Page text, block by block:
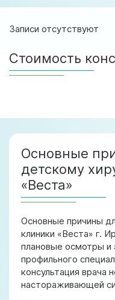
Записи отсутствуют
Стоимость
Основные
детскому
«Веста»
Основные причины
клиники «Веста» г.
плановые осмотры и
профильного
консультация врача
настораживающей